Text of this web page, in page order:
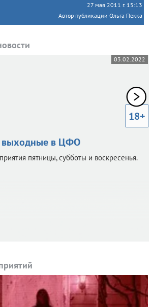
27 мая 2011 г. 15:13
Автор публикации Ольга Пекка
03.02.2022
18+
выходные в ЦФО
пятницы, субботы и воскресенья.